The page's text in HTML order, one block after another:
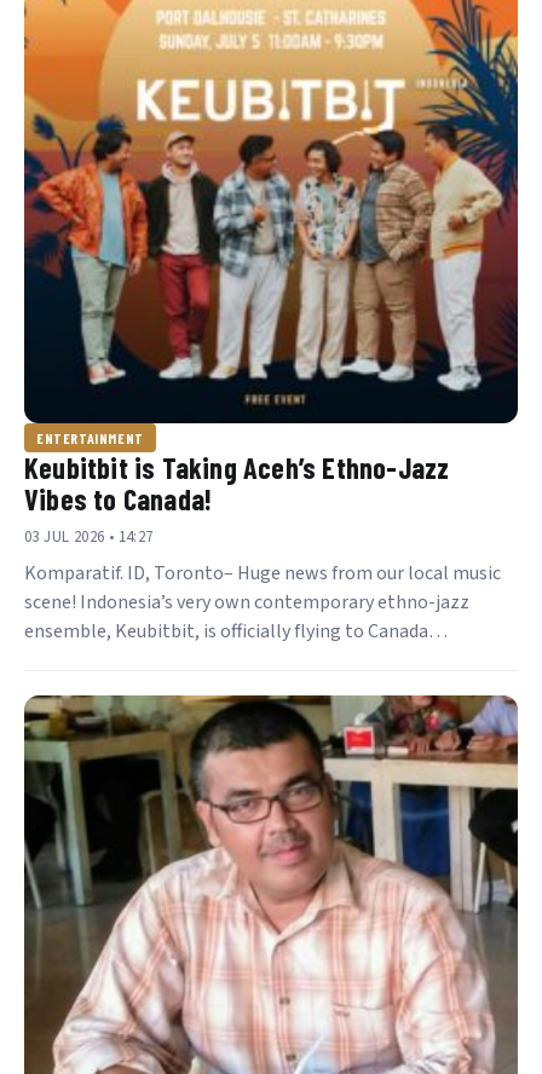
ENTERTAINMENT
Keubitbit is Taking Aceh’s Ethno-Jazz
Vibes to Canada!
03 JUL 2026 • 14:27
Komparatif. ID, Toronto– Huge news from our local music
scene! Indonesia’s very own contemporary ethno-jazz
ensemble, Keubitbit, is officially flying to Canada…